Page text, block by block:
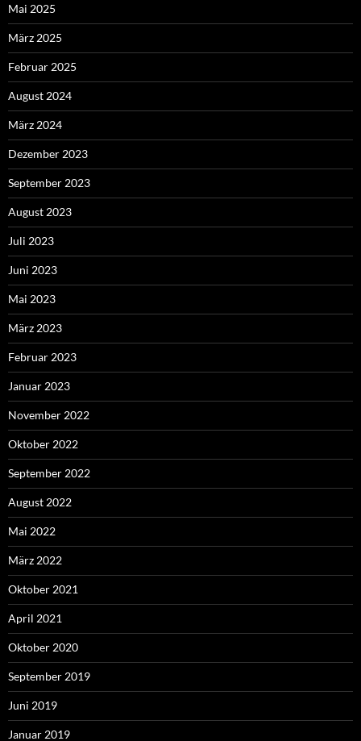
Mai 2025
März 2025
Februar 2025
August 2024
März 2024
Dezember 2023
September 2023
August 2023
Juli 2023
Juni 2023
Mai 2023
März 2023
Februar 2023
Januar 2023
November 2022
Oktober 2022
September 2022
August 2022
Mai 2022
März 2022
Oktober 2021
April 2021
Oktober 2020
September 2019
Juni 2019
Januar 2019